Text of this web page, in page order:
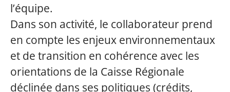
l’équipe.
Dans son activité, le collaborateur prend
en compte les enjeux environnementaux
et de transition en cohérence avec les
orientations de la Caisse Régionale
déclinée dans ses politiques (crédits,